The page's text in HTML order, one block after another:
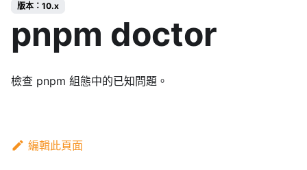
版本：10.x
pnpm doctor
檢查 pnpm 組態中的已知問題。
編輯此頁面